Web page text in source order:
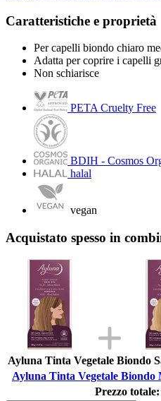
Caratteristiche e proprietà
Per capelli biondo chiaro
Adatta per coprire i capelli
Non schiarisce
PETA Cruelty Free
BDIH - Cosmos
halal
vegan
Acquistato spesso in
Ayluna Tinta Vegetale Biondo
Ayluna Tinta Vegetale Biondo
Prezzo totale: